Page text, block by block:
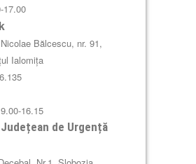
17.00
Bălcescu, nr. 91,
Ialomița
16.15
de Urgență